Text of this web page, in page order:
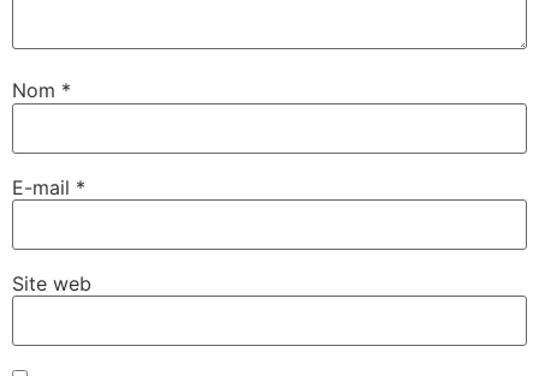
Nom *
E-mail *
Site web